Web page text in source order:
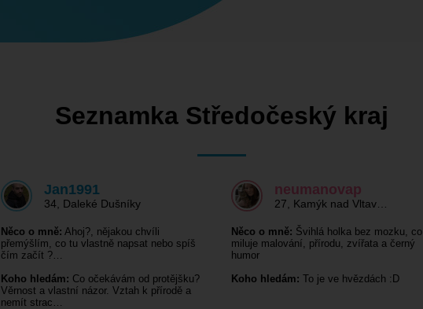
Seznamka Středočeský kraj
Jan1991
34 Daleké Dušníky
Něco o mně: Ahoj?, nějakou chvíli
přemýšlím, co tu vlastně napsat nebo spíš
čím začít ?…
Koho hledám: Co očekávám od protějšku?
Věrnost a vlastní názor. Vztah k přírodě a
nemít strac…
neumanovap
27 Kamýk nad Vltav…
Něco o mně: Švihlá holka bez mozku, co
miluje malování, přírodu, zvířata a černý
humor
Koho hledám: To je ve hvězdách :D